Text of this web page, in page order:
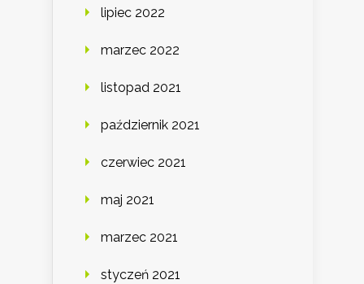
lipiec 2022
marzec 2022
listopad 2021
październik 2021
czerwiec 2021
maj 2021
marzec 2021
styczeń 2021